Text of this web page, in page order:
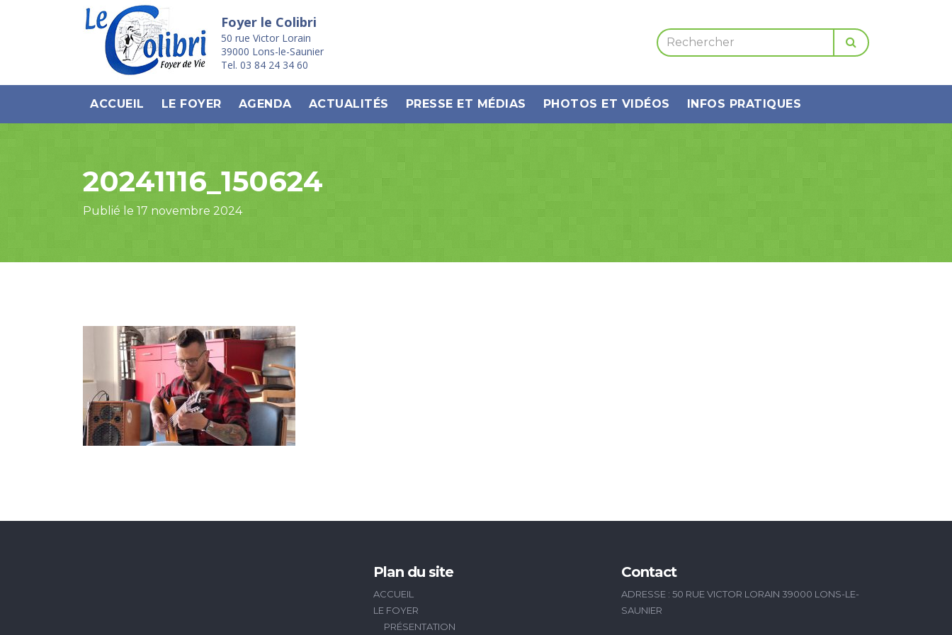
Foyer le Colibri
50 rue Victor Lorain
39000 Lons-le-Saunier
Tel. 03 84 24 34 60
ACCUEIL LE FOYER AGENDA ACTUALITÉS PRESSE ET MÉDIAS PHOTOS ET VIDÉOS INFOS PRATIQUES
20241116_150624
Publié le 17 novembre 2024
Plan du site
ACCUEIL
LE FOYER
PRÉSENTATION
Contact
ADRESSE : 50 RUE VICTOR LORAIN 39000 LONS-LE-
SAUNIER